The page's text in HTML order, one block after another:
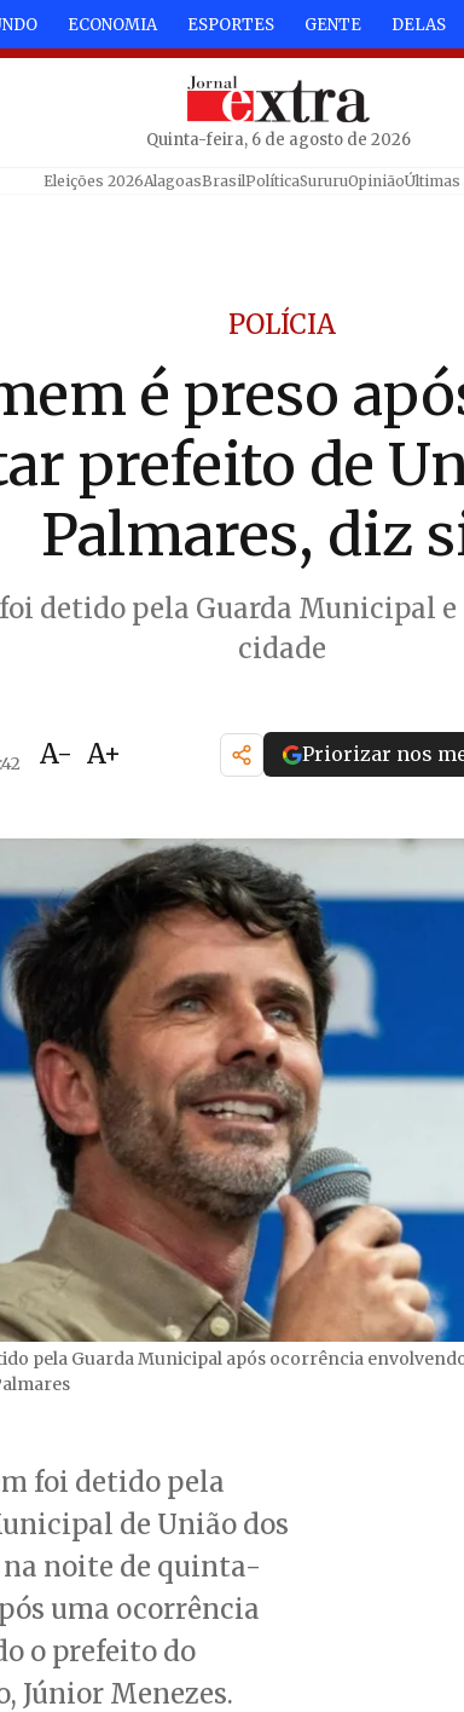
ECONOMIA ESPORTES GENTE DELAS
Quinta-feira, 6 de agosto de 2026
Eleições 2026AlagoasBrasilPolíticaSururuOpiniãoÚltimas
POLÍCIA
é preso
prefeito de
Palmares, diz
detido pela Guarda Municipal e
cidade
A- A+ Priorizar nos
pela Guarda Municipal após ocorrência
foi detido pela
de União dos
na noite de quinta-
uma ocorrência
o prefeito do
Júnior Menezes.